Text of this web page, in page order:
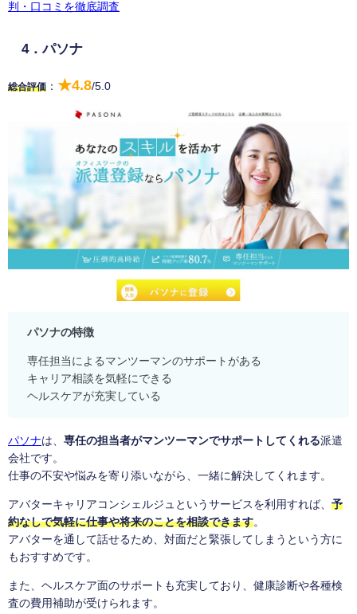
判・口コミを徹底調査
4．パソナ
総合評価 ： ★4.8/5.0
パソナの特徴
専任担当によるマンツーマンのサポートがある
キャリア相談を気軽にできる
ヘルスケアが充実している
パソナは、 専任の担当者がマンツーマンでサポートしてくれる派遣
会社です。
仕事の不安や悩みを寄り添いながら、一緒に解決してくれます。
アバターキャリアコンシェルジュというサービスを利用すれば、 予
約なしで気軽に仕事や将来のことを相談できます。
アバターを通して話せるため、対面だと緊張してしまうという方に
もおすすめです。
また、ヘルスケア面のサポートも充実しており、健康診断や各種検
査の費用補助が受けられます。